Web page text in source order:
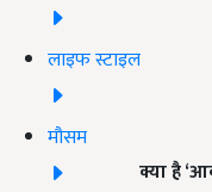
लाइफ स्टाइल
मौसम
क्या है